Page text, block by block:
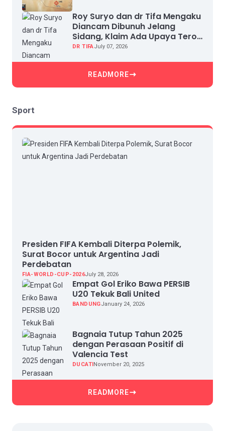
Roy Suryo dan dr Tifa Mengaku
Diancam Dibunuh Jelang
Sidang, Klaim Ada Upaya Teror
dan Intimidasi
DR TIFAJuly 07, 2026
READMORE
Sport
Presiden FIFA Kembali Diterpa Polemik,
Surat Bocor untuk Argentina Jadi
Perdebatan
FIA-WORLD-CUP-2026July 28, 2026
Empat Gol Eriko Bawa PERSIB
U20 Tekuk Bali United
BANDUNGJanuary 24, 2026
Bagnaia Tutup Tahun 2025
dengan Perasaan Positif di
Valencia Test
DUCATINovember 20, 2025
READMORE